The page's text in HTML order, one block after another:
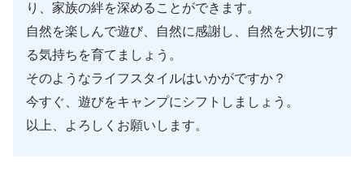
り、家族の絆を深めることができます。
自然を楽しんで遊び、自然に感謝し、自然を大切にす
る気持ちを育てましょう。
そのようなライフスタイルはいかがですか？
今すぐ、遊びをキャンプにシフトしましょう。
以上、よろしくお願いします。